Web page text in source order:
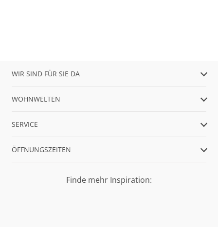
WIR SIND FÜR SIE DA
WOHNWELTEN
SERVICE
ÖFFNUNGSZEITEN
Finde mehr Inspiration: